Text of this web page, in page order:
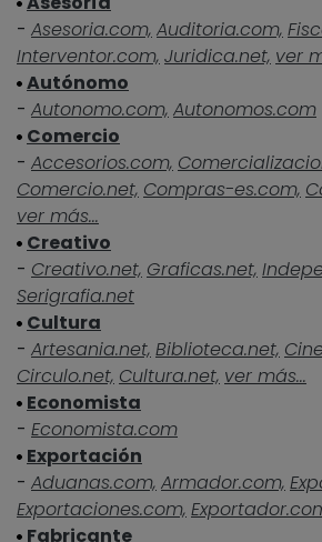
- Asesoria.com, Auditoria.com,
Interventor.com, Juridica.net, ver
Autónomo
- Autonomo.com, Autonomos.com
Comercio
- Accesorios.com,
Comercio.net, Compras-es.com,
ver más...
Creativo
- Creativo.net, Graficas.net,
Serigrafia.net
Cultura
- Artesania.net, Biblioteca.net,
Circulo.net, Cultura.net, ver más...
Economista
- Economista.com
Exportación
- Aduanas.com, Armador.com,
Exportaciones.com,
Fabricante